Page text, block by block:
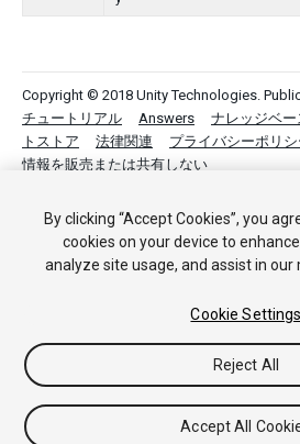
Copyright © 2018 Unity Technologies.
チュートリアル
Answers ナレッジベー
トストア
法律関連 プライバシーポリシ
情報を販売または共有しない
By clicking “Accept Cookies”, you
cookies on your device to
analyze site usage, and assist in
Cookie Settings
Reject All
Accept All